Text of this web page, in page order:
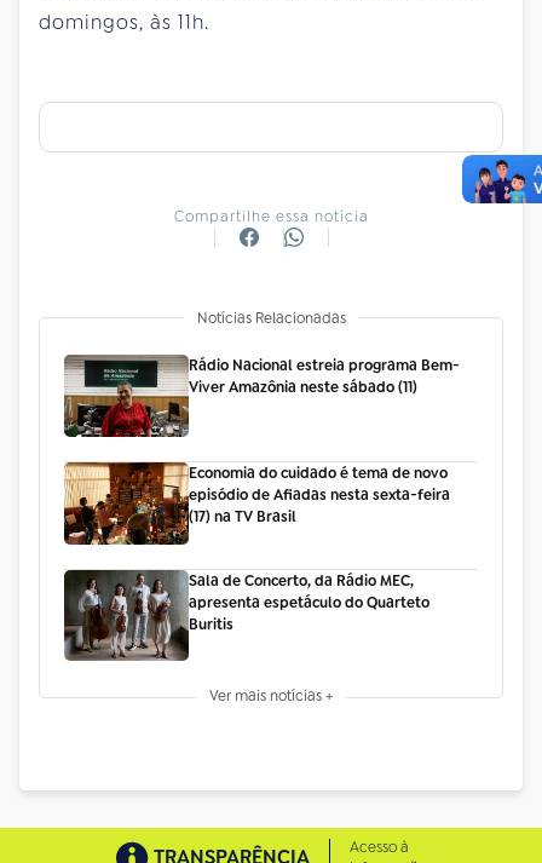
domingos, às 11h.
Compartilhe essa notícia
Notícias Relacionadas
Rádio Nacional estreia programa Bem-
Viver Amazônia neste sábado (11)
Economia do cuidado é tema de novo
episódio de Afiadas nesta sexta-feira
(17) na TV Brasil
Sala de Concerto, da Rádio MEC,
apresenta espetáculo do Quarteto
Buritis
Ver mais notícias +
TRANSPARÊNCIA
Acesso à